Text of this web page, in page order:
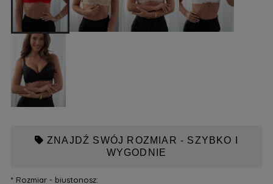
ZNAJDŹ SWÓJ ROZMIAR - SZYBKO I
WYGODNIE
*Rozmiar - biustonosz: